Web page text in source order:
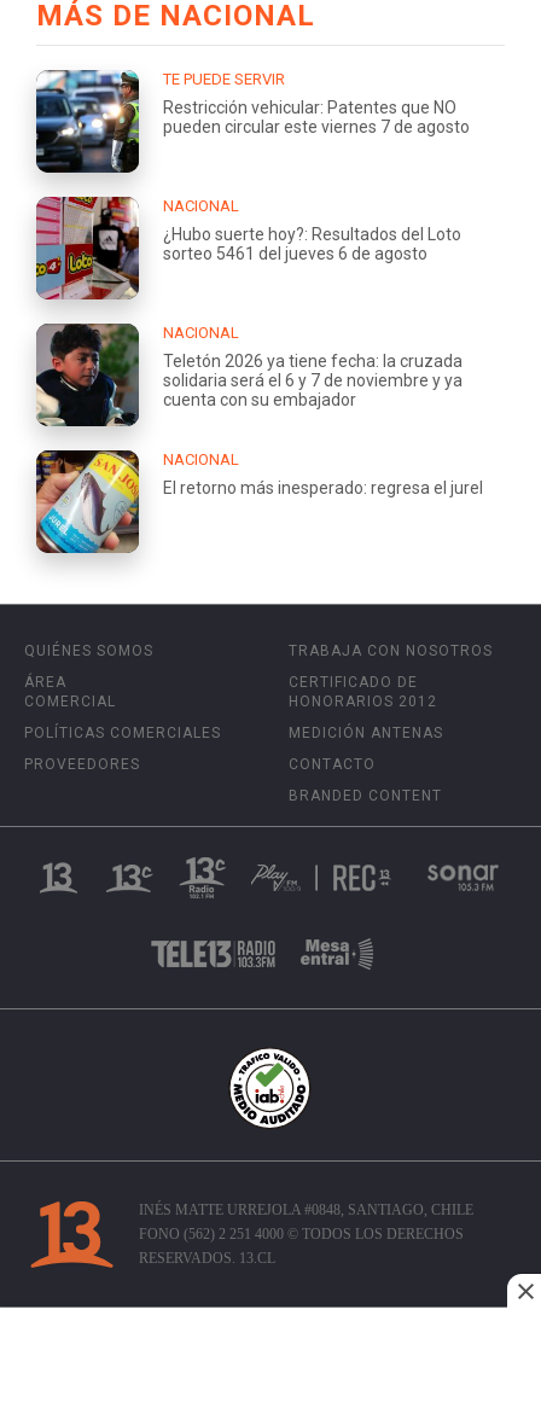
MÁS DE NACIONAL
TE PUEDE SERVIR
Restricción vehicular: Patentes que NO
pueden circular este viernes 7 de agosto
NACIONAL
¿Hubo suerte hoy?: Resultados del Loto
sorteo 5461 del jueves 6 de agosto
NACIONAL
Teletón 2026 ya tiene fecha: la cruzada
solidaria será el 6 y 7 de noviembre y ya
cuenta con su embajador
NACIONAL
El retorno más inesperado: regresa el jurel
QUIÉNES SOMOS
ÁREA
COMERCIAL
POLÍTICAS COMERCIALES
PROVEEDORES
TRABAJA CON NOSOTROS
CERTIFICADO DE
HONORARIOS 2012
MEDICIÓN ANTENAS
CONTACTO
BRANDED CONTENT
INÉS MATTE URREJOLA #0848, SANTIAGO, CHILE
FONO (562) 2 251 4000 © TODOS LOS DERECHOS
RESERVADOS. 13.CL